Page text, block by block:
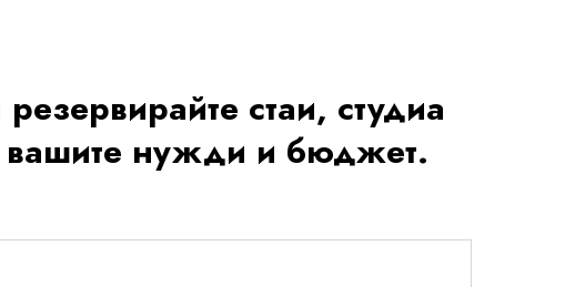
стаи, студиа
вашите нужди и бюджет.